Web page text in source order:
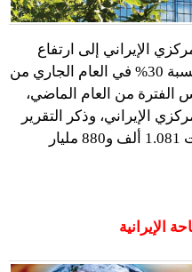
الإيراني إلى ارتفاع
حجم السيولة النقدية في إيران بنسبة 30% في العام الجاري من
من العام الماضي،
الإيراني، وذكر التقرير
أن السيولة النقدية في إيران بلغت 1.081 ألف و880 مليار
الإيرانية